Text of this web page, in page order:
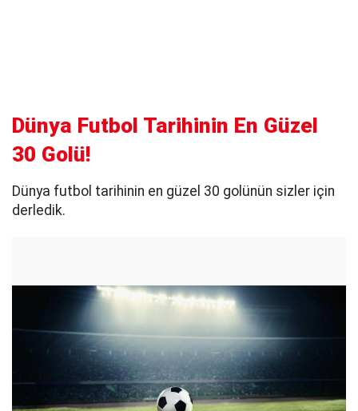
Dünya Futbol Tarihinin En Güzel
30 Golü!
Dünya futbol tarihinin en güzel 30 golünün sizler için
derledik.